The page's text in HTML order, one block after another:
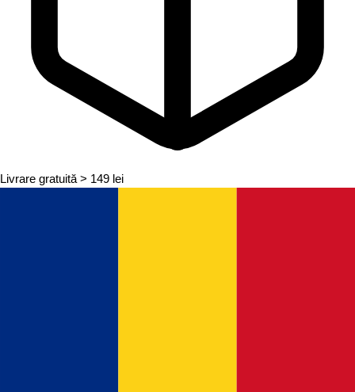
Livrare gratuită > 149 lei